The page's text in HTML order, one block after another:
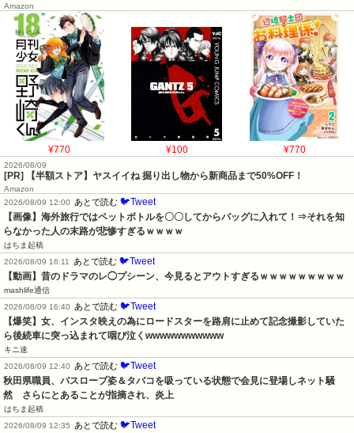
Amazon
¥770 ¥100 ¥770
2026/08/09
[PR] 【半額ストア】ヤスイイね 掘り出し物から新商品まで50%OFF！
Amazon
2026/08/09 12:00
あとで読む 🐦Tweet
【画像】海外旅行ではペットボトルを〇〇してからバッグに入れて！⇒それを知
らなかった人の末路が悲惨すぎるｗｗｗｗ
はちま起稿
2026/08/09 16:11
あとで読む 🐦Tweet
【動画】昔のドラマのレ◯プシーン、今見るとアウトすぎるｗｗｗｗｗｗｗｗｗ
mashlife通信
2026/08/09 16:40
あとで読む 🐦Tweet
【爆笑】女、インスタ映えの為にロードスターを路肩に止めて記念撮影していた
ら後続車に突っ込まれて咽び泣くwwwwwwwwwww
キニ速
2026/08/09 12:40
あとで読む 🐦Tweet
秋田県職員、バスローブ姿＆タバコを吸っている状態で会見に登場しネット騒
然　さらにとあることが指摘され、炎上
はちま起稿
2026/08/09 12:35
あとで読む 🐦Tweet